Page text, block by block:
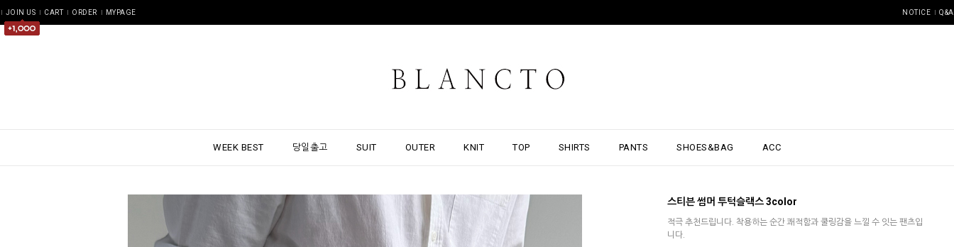
JOIN US CART ORDER MYPAGE NOTICE Q&A
WEEK BEST 당일출고 SUIT OUTER KNIT TOP SHIRTS PANTS SHOES&BAG ACC
스티븐 썸머 투턱슬랙스 3color
적극 추천드립니다. 착용하는 순간 쾌적함과 쿨링감을 느낄 수 잇는 팬츠입
니다.